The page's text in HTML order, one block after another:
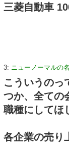
三菱自動車
3: ニューノーマルの
こういうのっ
つか、全ての
職種にしてほ
各企業の売り